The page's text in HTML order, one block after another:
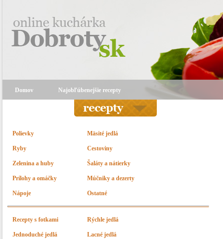
Domov Najobľúbenejšie recepty
Polievky Mäsité jedlá
Ryby Cestoviny
Zelenina a huby Šaláty a nátierky
Prílohy a omáčky Múčniky a dezerty
Nápoje Ostatné
Recepty s fotkami Rýchle jedlá
Jednoduché jedlá Lacné jedlá